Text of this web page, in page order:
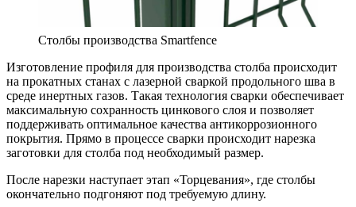
Столбы производства Smartfence
Изготовление профиля для производства столба происходит
на прокатных станах с лазерной сваркой продольного шва в
среде инертных газов. Такая технология сварки обеспечивает
максимальную сохранность цинкового слоя и позволяет
поддерживать оптимальное качества антикоррозионного
покрытия. Прямо в процессе сварки происходит нарезка
заготовки для столба под необходимый размер.
После нарезки наступает этап «Торцевания», где столбы
окончательно подгоняют под требуемую длину.